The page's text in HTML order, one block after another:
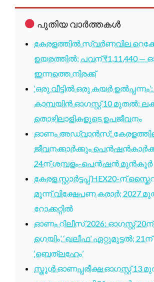
പുതിയ വാർത്തകൾ
കേരളത്തിൽ സ്വർണവില
ഉയരത്തിൽ; പവന് ₹1,11,440 —
ഇന്നത്തെ നിരക്ക്
‘ഒരു വീട്ടിൽ ഒരു കയർ
കാമ്പയിൻ ഓഗസ്റ്റ് 10 മുതൽ;
തൊഴിലാളികളുടെ ഉപജീവനം
ഓണം അഡ്വാൻസ്:
ജീവനക്കാർക്കും
24ന് ശമ്പളം-പെൻഷൻ മുൻകൂർ
കേരള സ്റ്റാർട്ടപ്പ് HEX20-ന്
മൂന്ന് വിക്ഷേപണ കരാർ; 2027
റോക്കറ്റിൽ
ഓണം റിലീസ് 2026: ഓഗസ്റ്റ്
ഗെയിം’, ‘ഖലീഫ’ ഏറ്റുമുട്ടൽ; 21ന്
‘ബെത്‌ലഹേം’
സ്കൂൾ ഓണപ്പരീക്ഷ ഓഗസ്റ്റ് 13